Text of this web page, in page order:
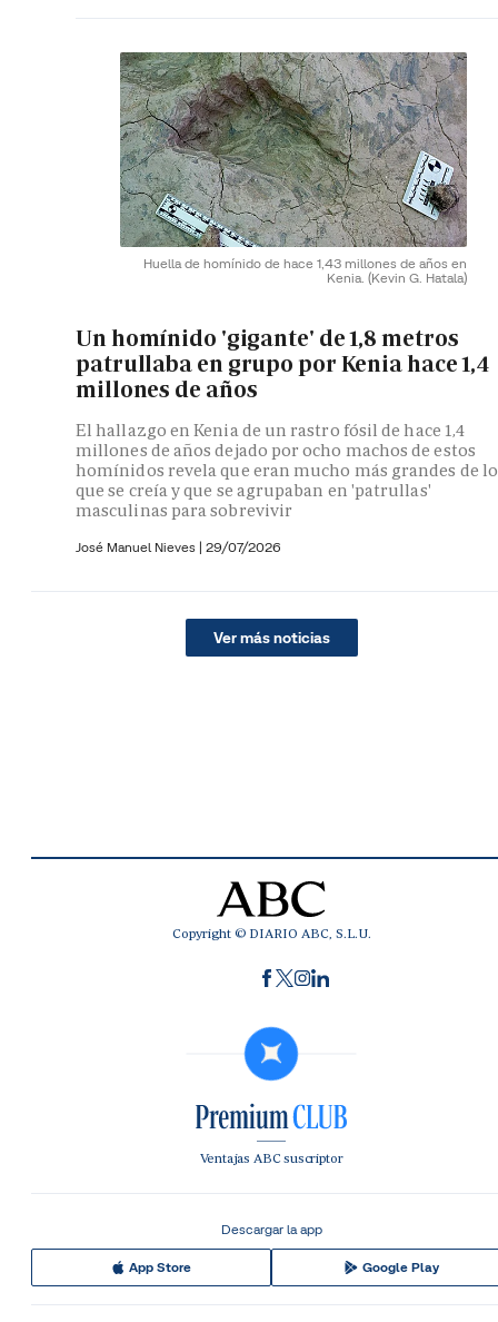
Huella de homínido de hace 1,43 millones de años en
Kenia. (Kevin G. Hatala)
Un homínido 'gigante' de 1,8 metros
patrullaba en grupo por Kenia hace 1,4
millones de años
El hallazgo en Kenia de un rastro fósil de hace 1,4
millones de años dejado por ocho machos de estos
homínidos revela que eran mucho más grandes de lo
que se creía y que se agrupaban en 'patrullas'
masculinas para sobrevivir
José Manuel Nieves | 29/07/2026
Ver más noticias
Copyright © DIARIO ABC, S.L.U.
Ventajas ABC suscriptor
Descargar la app
App Store Google Play